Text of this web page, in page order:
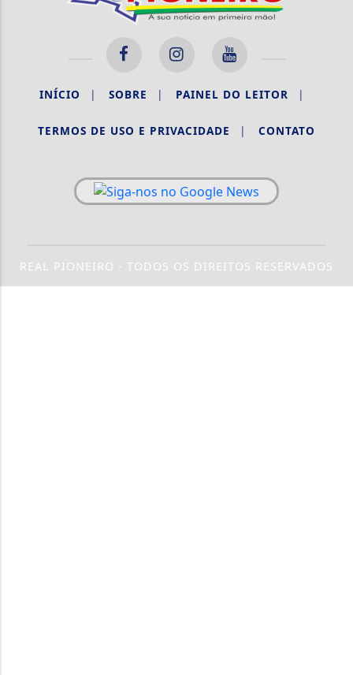
INÍCIO | SOBRE | PAINEL DO LEITOR |
TERMOS DE USO E PRIVACIDADE | CONTATO
REAL PIONEIRO - TODOS OS DIREITOS RESERVADOS